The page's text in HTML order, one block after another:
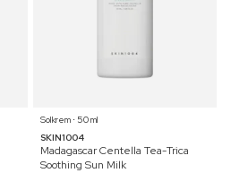
Solkrem ⋅ 50 ml
SKIN1004
Madagascar Centella Tea-Trica
Soothing Sun Milk